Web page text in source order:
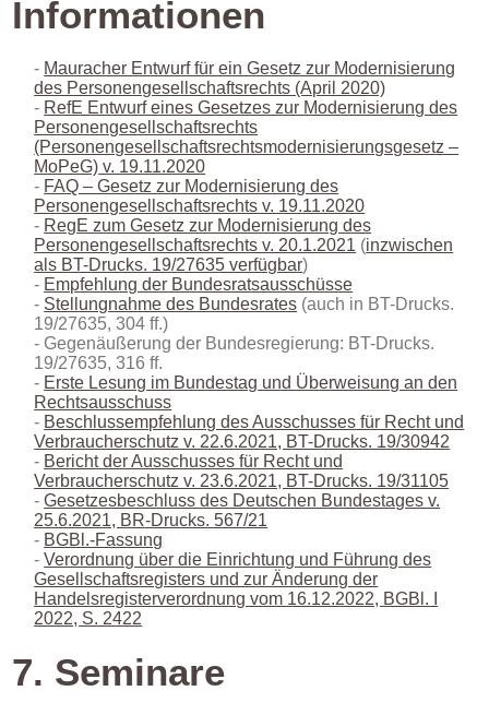
Informationen
Mauracher Entwurf für ein Gesetz zur Modernisierung
des Personengesellschaftsrechts (April 2020)
RefE Entwurf eines Gesetzes zur Modernisierung des
Personengesellschaftsrechts
(Personengesellschaftsrechtsmodernisierungsgesetz –
MoPeG) v. 19.11.2020
FAQ – Gesetz zur Modernisierung des
Personengesellschaftsrechts v. 19.11.2020
RegE zum Gesetz zur Modernisierung des
Personengesellschaftsrechts v. 20.1.2021 (inzwischen
als BT-Drucks. 19/27635 verfügbar)
Empfehlung der Bundesratsausschüsse
Stellungnahme des Bundesrates (auch in BT-Drucks.
19/27635, 304 ff.)
Gegenäußerung der Bundesregierung: BT-Drucks.
19/27635, 316 ff.
Erste Lesung im Bundestag und Überweisung an den
Rechtsausschuss
Beschlussempfehlung des Ausschusses für Recht und
Verbraucherschutz v. 22.6.2021, BT-Drucks. 19/30942
Bericht der Ausschusses für Recht und
Verbraucherschutz v. 23.6.2021, BT-Drucks. 19/31105
Gesetzesbeschluss des Deutschen Bundestages v.
25.6.2021, BR-Drucks. 567/21
BGBl.-Fassung
Verordnung über die Einrichtung und Führung des
Gesellschaftsregisters und zur Änderung der
Handelsregisterverordnung vom 16.12.2022, BGBl. I
2022, S. 2422
7. Seminare